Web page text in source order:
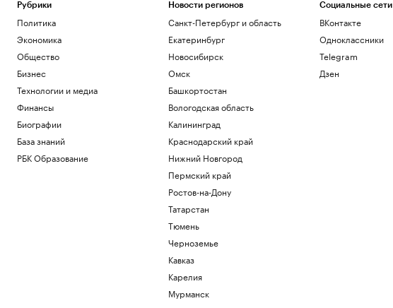
абитуриенты стали прагматичнее
Общество
Власти США поддержали Свято-
Троицкий монастырь РПЦЗ в борьбе с
ветряками
Общество
Трамп обжалует запрет на
строительство бального зала в Белом
доме
Политика
Как выглядит портрет абитуриента в
2026 году. Видео РБК
Рубрики
Политика
Экономика
Общество
Бизнес
Технологии и медиа
Финансы
Биографии
База знаний
РБК Образование
Новости регионов
Санкт-Петербург и область
Екатеринбург
Новосибирск
Омск
Башкортостан
Вологодская область
Калининград
Краснодарский край
Нижний Новгород
Пермский край
Ростов-на-Дону
Татарстан
Тюмень
Черноземье
Кавказ
Карелия
Мурманск
Социальные сети
ВКонтакте
Одноклассники
Telegram
Дзен